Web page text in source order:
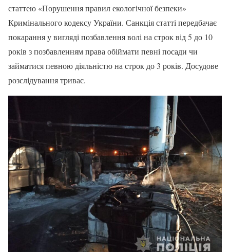
статтею «Порушення правил екологічної безпеки»
Кримінального кодексу України. Санкція статті передбачає
покарання у вигляді позбавлення волі на строк від 5 до 10
років з позбавленням права обіймати певні посади чи
займатися певною діяльністю на строк до 3 років. Досудове
розслідування триває.